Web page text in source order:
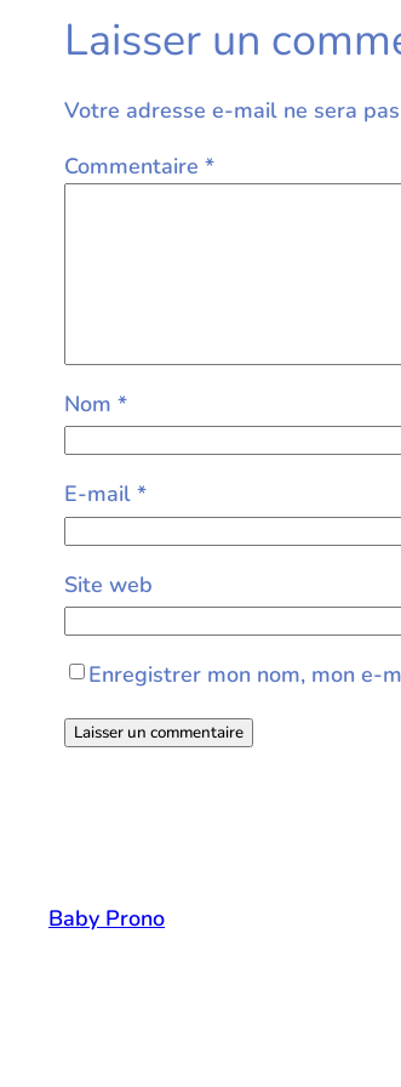
Laisser un
Votre adresse e-mail ne sera
Commentaire*
Nom*
E-mail*
Site web
Enregistrer mon nom, mon e-
Baby Prono